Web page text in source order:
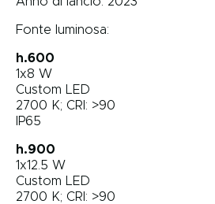
Fonte luminosa:
h.600
1x8 W
Custom LED
2700 K; CRI: >90
IP65
h.900
1x12.5 W
Custom LED
2700 K; CRI: >90